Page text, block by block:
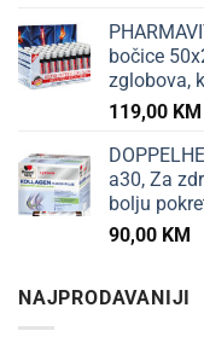
bočice
zglobova,
119,00 KM
a30, Za
bolju
90,00 KM
NAJPRODAVANIJI